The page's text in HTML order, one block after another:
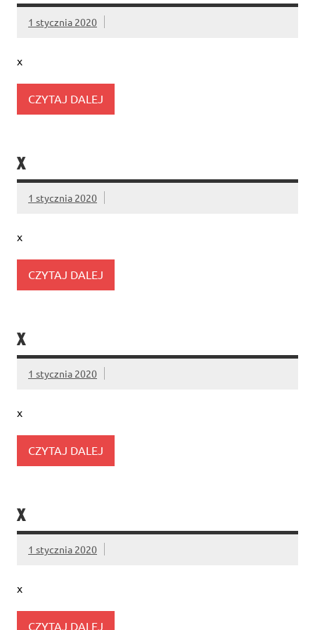
1 stycznia 2020
x
CZYTAJ DALEJ
X
1 stycznia 2020
x
CZYTAJ DALEJ
X
1 stycznia 2020
x
CZYTAJ DALEJ
X
1 stycznia 2020
x
CZYTAJ DALEJ